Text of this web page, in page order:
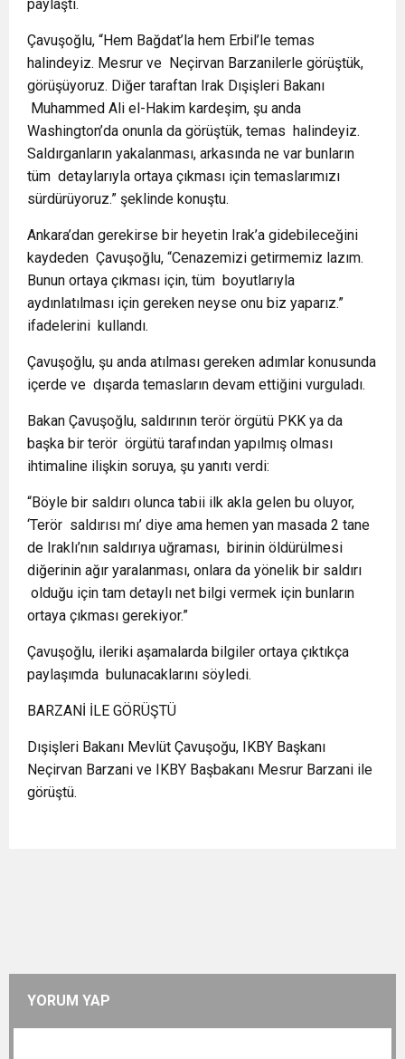
paylaştı.
Çavuşoğlu, “Hem Bağdat’la hem Erbil’le temas
halindeyiz. Mesrur ve Neçirvan Barzanilerle görüştük,
görüşüyoruz. Diğer taraftan Irak Dışişleri Bakanı
Muhammed Ali el-Hakim kardeşim, şu anda
Washington’da onunla da görüştük, temas halindeyiz.
Saldırganların yakalanması, arkasında ne var bunların
tüm detaylarıyla ortaya çıkması için temaslarımızı
sürdürüyoruz.” şeklinde konuştu.
Ankara’dan gerekirse bir heyetin Irak’a gidebileceğini
kaydeden Çavuşoğlu, “Cenazemizi getirmemiz lazım.
Bunun ortaya çıkması için, tüm boyutlarıyla
aydınlatılması için gereken neyse onu biz yaparız.”
ifadelerini kullandı.
Çavuşoğlu, şu anda atılması gereken adımlar konusunda
içerde ve dışarda temasların devam ettiğini vurguladı.
Bakan Çavuşoğlu, saldırının terör örgütü PKK ya da
başka bir terör örgütü tarafından yapılmış olması
ihtimaline ilişkin soruya, şu yanıtı verdi:
“Böyle bir saldırı olunca tabii ilk akla gelen bu oluyor,
‘Terör saldırısı mı’ diye ama hemen yan masada 2 tane
de Iraklı’nın saldırıya uğraması, birinin öldürülmesi
diğerinin ağır yaralanması, onlara da yönelik bir saldırı
olduğu için tam detaylı net bilgi vermek için bunların
ortaya çıkması gerekiyor.”
Çavuşoğlu, ileriki aşamalarda bilgiler ortaya çıktıkça
paylaşımda bulunacaklarını söyledi.
BARZANİ İLE GÖRÜŞTÜ
Dışişleri Bakanı Mevlüt Çavuşoğu, IKBY Başkanı
Neçirvan Barzani ve IKBY Başbakanı Mesrur Barzani ile
görüştü.
YORUM YAP